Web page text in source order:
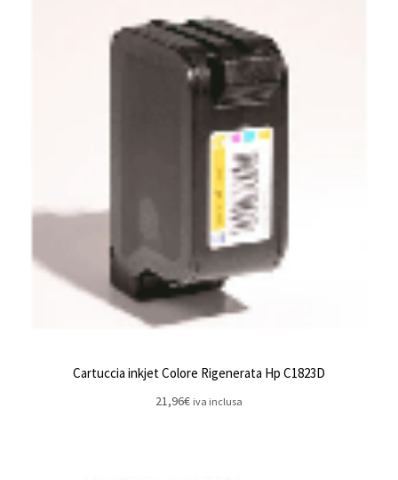
Cartuccia inkjet Colore Rigenerata Hp C1823D
21,96€ iva inclusa